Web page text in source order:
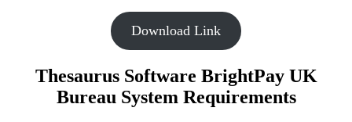
Download Link
Thesaurus Software BrightPay UK
Bureau System Requirements